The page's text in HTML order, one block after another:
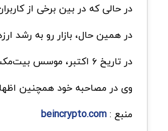
در حالی که در بین برخی از
در همین حال، بازار رو به رشد
در تاریخ ۶ اکتبر، موسس بیت‌مکس (BitMEX)، آرتور هیز، پیش‌بینی کرد که قیمت بیت‌کوین (BTC) تا سال ۲۰۲۶ به ۷۵۰,۰۰۰ تا ۱ میلیون دلار خواهد رسید.
وی در مصاحبه خود همچنین اظهار داشت که در سال ۲۰۲۳، قیمت بیت
منبع :beincrypto.com